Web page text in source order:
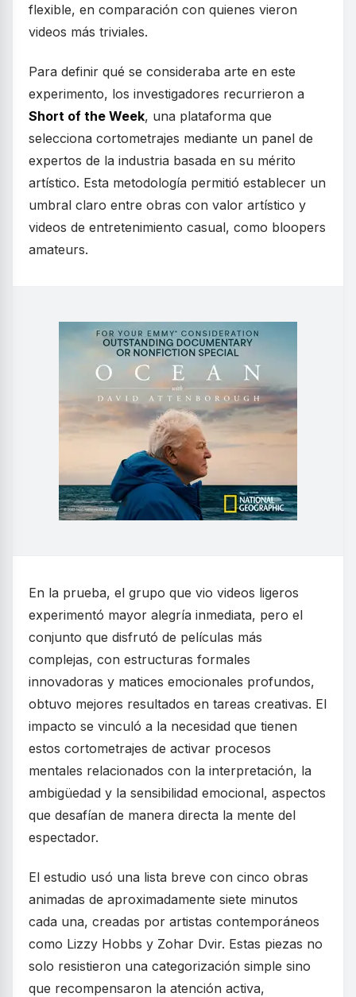
flexible, en comparación con quienes vieron
videos más triviales.
Para definir qué se consideraba arte en este
experimento, los investigadores recurrieron a
Short of the Week, una plataforma que
selecciona cortometrajes mediante un panel de
expertos de la industria basada en su mérito
artístico. Esta metodología permitió establecer un
umbral claro entre obras con valor artístico y
videos de entretenimiento casual, como bloopers
amateurs.
En la prueba, el grupo que vio videos ligeros
experimentó mayor alegría inmediata, pero el
conjunto que disfrutó de películas más
complejas, con estructuras formales
innovadoras y matices emocionales profundos,
obtuvo mejores resultados en tareas creativas. El
impacto se vinculó a la necesidad que tienen
estos cortometrajes de activar procesos
mentales relacionados con la interpretación, la
ambigüedad y la sensibilidad emocional, aspectos
que desafían de manera directa la mente del
espectador.
El estudio usó una lista breve con cinco obras
animadas de aproximadamente siete minutos
cada una, creadas por artistas contemporáneos
como Lizzy Hobbs y Zohar Dvir. Estas piezas no
solo resistieron una categorización simple sino
que recompensaron la atención activa,